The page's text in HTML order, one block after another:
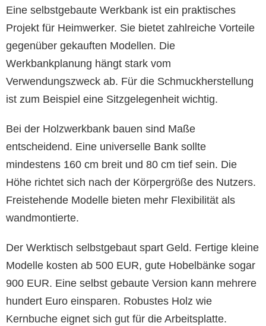
Eine selbstgebaute Werkbank ist ein praktisches
Projekt für Heimwerker. Sie bietet zahlreiche Vorteile
gegenüber gekauften Modellen. Die
Werkbankplanung hängt stark vom
Verwendungszweck ab. Für die Schmuckherstellung
ist zum Beispiel eine Sitzgelegenheit wichtig.
Bei der Holzwerkbank bauen sind Maße
entscheidend. Eine universelle Bank sollte
mindestens 160 cm breit und 80 cm tief sein. Die
Höhe richtet sich nach der Körpergröße des Nutzers.
Freistehende Modelle bieten mehr Flexibilität als
wandmontierte.
Der Werktisch selbstgebaut spart Geld. Fertige kleine
Modelle kosten ab 500 EUR, gute Hobelbänke sogar
900 EUR. Eine selbst gebaute Version kann mehrere
hundert Euro einsparen. Robustes Holz wie
Kernbuche eignet sich gut für die Arbeitsplatte.